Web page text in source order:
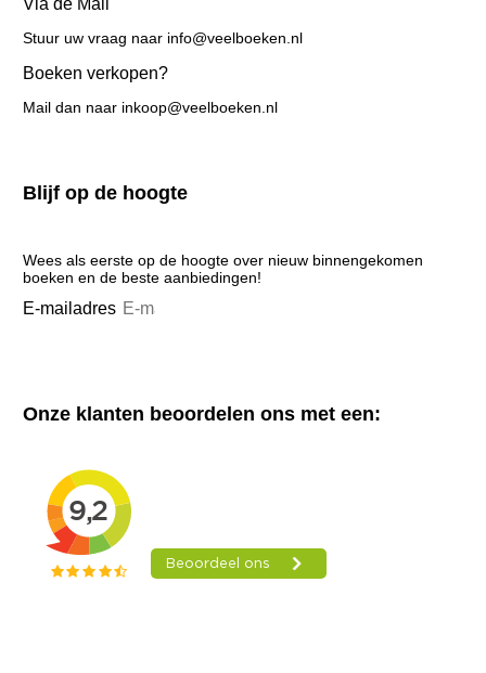
Via de Mail
Stuur uw vraag naar info@veelboeken.nl
Boeken verkopen?
Mail dan naar inkoop@veelboeken.nl
Blijf op de hoogte
Wees als eerste op de hoogte over nieuw binnengekomen
boeken en de beste aanbiedingen!
E-mailadres
Onze klanten beoordelen ons met een: